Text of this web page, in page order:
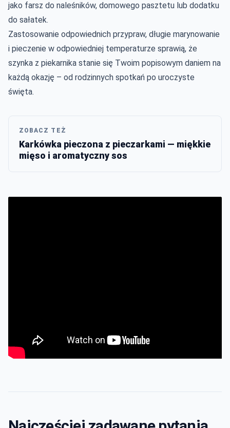
jako farsz do naleśników, domowego pasztetu lub dodatku
do sałatek.
Zastosowanie odpowiednich przypraw, długie marynowanie
i pieczenie w odpowiedniej temperaturze sprawią, że
szynka z piekarnika stanie się Twoim popisowym daniem na
każdą okazję – od rodzinnych spotkań po uroczyste
święta.
ZOBACZ TEŻ
Karkówka pieczona z pieczarkami — miękkie
mięso i aromatyczny sos